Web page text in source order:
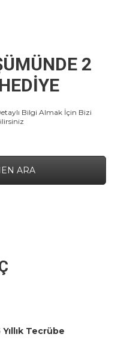
2
Bilgi Almak İçin Bizi
ARA
Tecrübe